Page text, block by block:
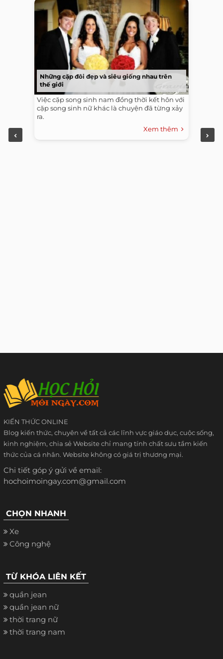
Những cặp đôi đẹp và siêu giống nhau trên
thế giới
Việc cặp song sinh nam đồng thời kết hôn với
cặp song sinh nữ khác là chuyện đã từng xảy
ra.
Xem thêm
KIẾN THỨC ONLINE
Blog kiến thức, chuyên về tất cả các lĩnh vực giáo dục, cuộc sống,
kinh nghiệm, chia sẻ Website chỉ mang tính chất sưu tầm kiến
thức của cá nhân. Website không có giá trị thương mại.
Chi tiết góp ý gửi về email:
hochoimoingay.com@gmail.com
CHỌN NHANH
Xe
Công nghệ
TỪ KHÓA LIÊN KẾT
quần jean
quần jean nữ
thời trang nữ
thời trang nam